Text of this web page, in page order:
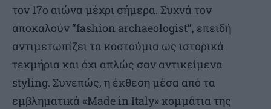
τον 17ο αιώνα μέχρι σήμερα. Συχνά τον
αποκαλούν “fashion archaeologist”, επειδή
αντιμετωπίζει τα κοστούμια ως ιστορικά
τεκμήρια και όχι απλώς σαν αντικείμενα
styling. Συνεπώς, η έκθεση μέσα από τα
εμβληματικά «Made in Italy» κομμάτια της